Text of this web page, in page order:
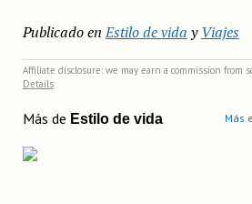
Publicado en Estilo de vida yViajes
Affiliate disclosure: we may earn a commission from
Details
Más de Estilo de vida Más